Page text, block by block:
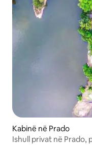
Kabinë në Prado
Ishull privat në Prado,